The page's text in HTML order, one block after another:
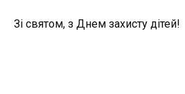
Зі святом, з Днем захисту дітей!